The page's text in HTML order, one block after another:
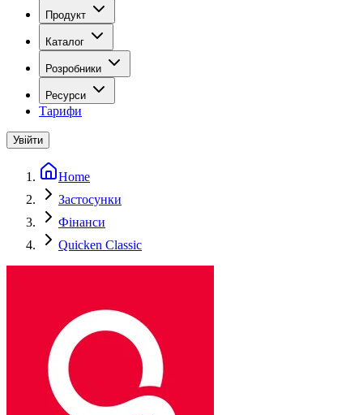
Продукт
Каталог
Розробники
Ресурси
Тарифи
Увійти
Home
Застосунки
Фінанси
Quicken Classic